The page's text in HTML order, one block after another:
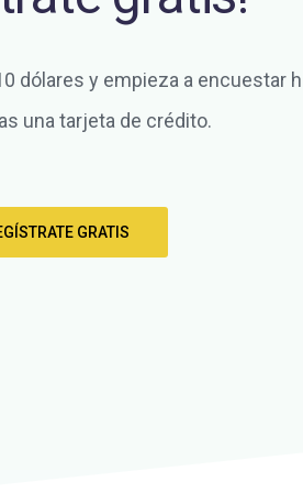
dólares y empieza a encuestar
una tarjeta de crédito.
GRATIS